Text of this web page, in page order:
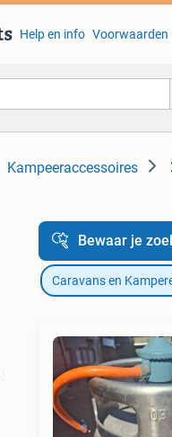
Help en info Voorwaarden
Kampeeraccessoires
Bewaar je
Caravans en